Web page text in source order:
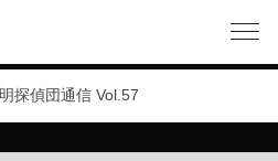
探偵団通信 Vol.57